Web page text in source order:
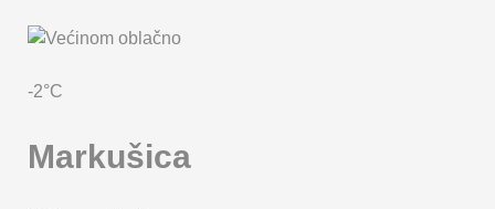
-2°C
Markušica